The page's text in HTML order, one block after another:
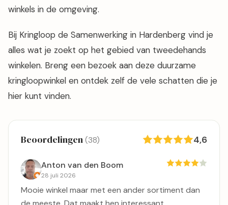
winkels in de omgeving.
Bij Kringloop de Samenwerking in Hardenberg vind je
alles wat je zoekt op het gebied van tweedehands
winkelen. Breng een bezoek aan deze duurzame
kringloopwinkel en ontdek zelf de vele schatten die je
hier kunt vinden.
Beoordelingen(38) 4,6
Anton van den Boom
28 juli 2026
Mooie winkel maar met een ander sortiment dan